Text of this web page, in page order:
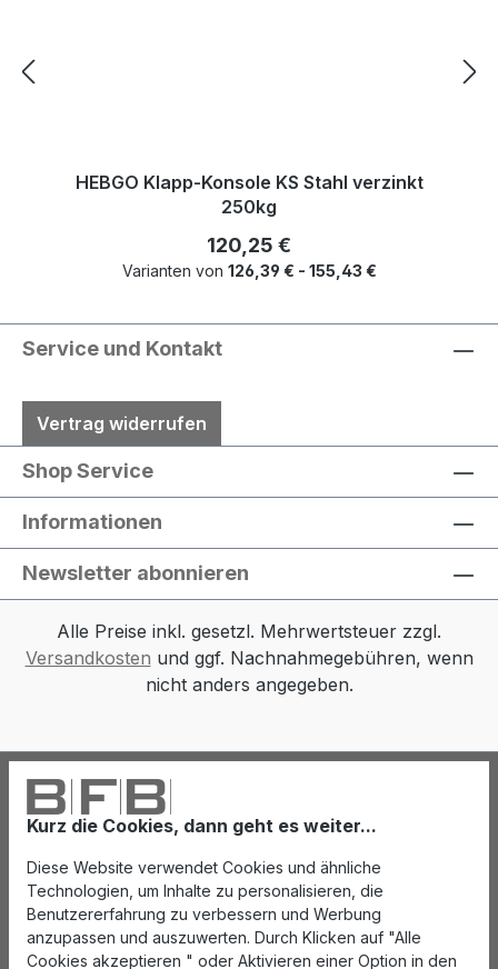
Kurz die Cookies, dann geht es weiter...
Diese Website verwendet Cookies und ähnliche
Technologien, um Inhalte zu personalisieren, die
Benutzererfahrung zu verbessern und Werbung
anzupassen und auszuwerten. Durch Klicken auf "Alle
Cookies akzeptieren " oder Aktivieren einer Option in den
HEBGO Klapp-Konsole KS Stahl verzinkt
250kg
Regulärer Preis:
120,25 €
Varianten von 126,39 € - 155,43 €
Service und Kontakt
Vertrag widerrufen
Shop Service
Informationen
Newsletter abonnieren
Alle Preise inkl. gesetzl. Mehrwertsteuer zzgl.
Versandkosten und ggf. Nachnahmegebühren, wenn
nicht anders angegeben.